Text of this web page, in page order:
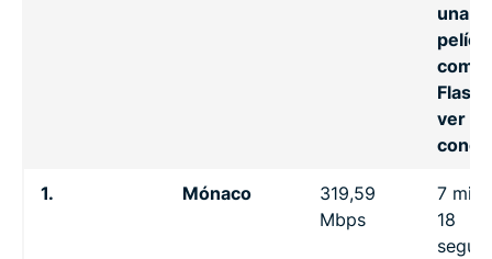
una
como
Flash
ver
1. Mónaco
319,59
Mbps
7
18